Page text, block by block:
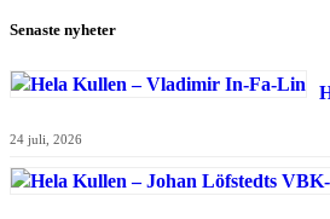
Senaste nyheter
24 juli, 2026